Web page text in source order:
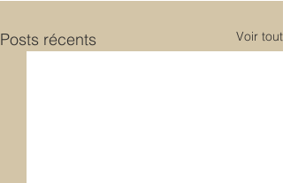
Posts récents Voir tout